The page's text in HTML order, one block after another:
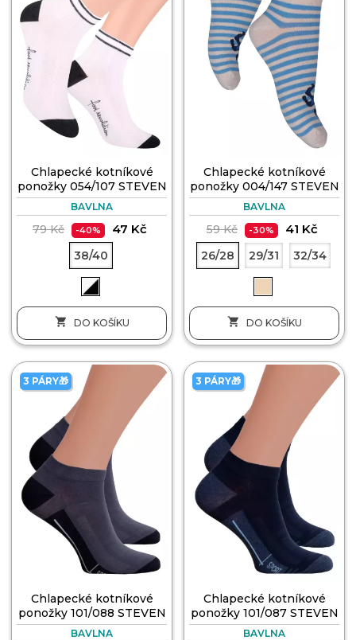
Chlapecké kotníkové
ponožky 054/107 STEVEN
BAVLNA
79 Kč -40% 47 Kč
38/40
 DO KOŠÍKU
Chlapecké kotníkové
ponožky 004/147 STEVEN
BAVLNA
59 Kč -30% 41 Kč
26/28 29/31 32/34
 DO KOŠÍKU
3 PÁRY🎁
Chlapecké kotníkové
ponožky 101/088 STEVEN
BAVLNA
3 PÁRY🎁
Chlapecké kotníkové
ponožky 101/087 STEVEN
BAVLNA